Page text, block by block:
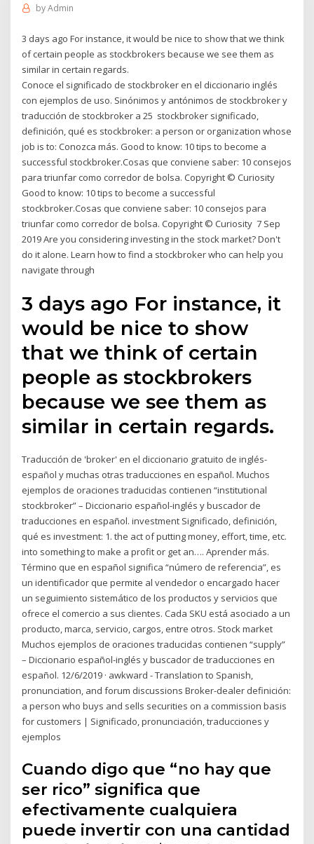
byAdmin
3 days ago For instance, it would be nice to show that we think
of certain people as stockbrokers because we see them as
similar in certain regards.
Conoce el significado de stockbroker en el diccionario inglés
con ejemplos de uso. Sinónimos y antónimos de stockbroker y
traducción de stockbroker a 25 stockbroker significado,
definición, qué es stockbroker: a person or organization whose
job is to: Conozca más. Good to know: 10 tips to become a
successful stockbroker.Cosas que conviene saber: 10 consejos
para triunfar como corredor de bolsa. Copyright © Curiosity
Good to know: 10 tips to become a successful
stockbroker.Cosas que conviene saber: 10 consejos para
triunfar como corredor de bolsa. Copyright © Curiosity 7 Sep
2019 Are you considering investing in the stock market? Don't
do it alone. Learn how to find a stockbroker who can help you
navigate through
3 days ago For instance, it
would be nice to show
that we think of certain
people as stockbrokers
because we see them as
similar in certain regards.
Traducción de 'broker' en el diccionario gratuito de inglés-
español y muchas otras traducciones en español. Muchos
ejemplos de oraciones traducidas contienen “institutional
stockbroker” – Diccionario español-inglés y buscador de
traducciones en español. investment Significado, definición,
qué es investment: 1. the act of putting money, effort, time, etc.
into something to make a profit or get an…. Aprender más.
Término que en español significa “número de referencia”, es
un identificador que permite al vendedor o encargado hacer
un seguimiento sistemático de los productos y servicios que
ofrece el comercio a sus clientes. Cada SKU está asociado a un
producto, marca, servicio, cargos, entre otros. Stock market
Muchos ejemplos de oraciones traducidas contienen “supply”
– Diccionario español-inglés y buscador de traducciones en
español. 12/6/2019 · awkward - Translation to Spanish,
pronunciation, and forum discussions Broker-dealer definición:
a person who buys and sells securities on a commission basis
for customers | Significado, pronunciación, traducciones y
ejemplos
Cuando digo que “no hay que
ser rico” significa que
efectivamente cualquiera
puede invertir con una cantidad